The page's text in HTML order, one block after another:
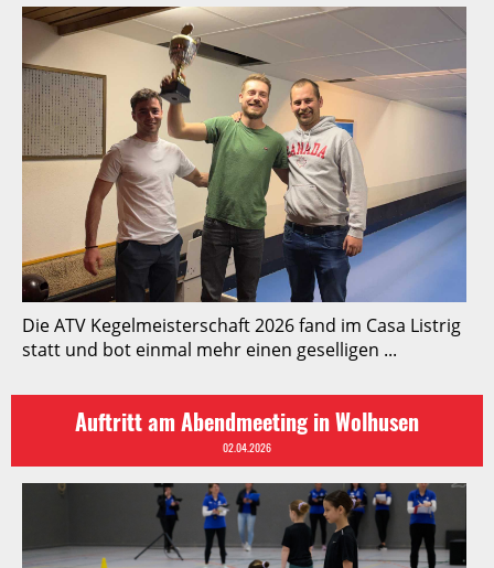
Die ATV Kegelmeisterschaft 2026 fand im Casa Listrig
statt und bot einmal mehr einen geselligen ...
Auftritt am Abendmeeting in Wolhusen
02.04.2026